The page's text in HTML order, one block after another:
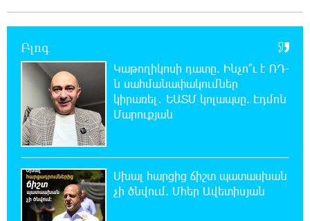
կամրջի տակ հայտնաբերվել է տղամարդու
մարմին
22:43:21 8-08-2026
Ադրբեջանի Սարով գյուղում տանը 18-ամյա
աղջկա դի է հայտնաբերվել
22:25:11 8-08-2026
Հայհիդրոմետի տնօրենը գրել է
Բլոգ
Կաթողիկոսի դատը. Ինչո՞ւ է ՌԴ-
ն սահմանափակումներ
կիրառել․ ԵԱՏՄ կոլապսը. Էդմոն
Մարուքյան
Սխալ հարցից ճիշտ պատասխան
չի ծնվում. Մհեր Ավետիսյան